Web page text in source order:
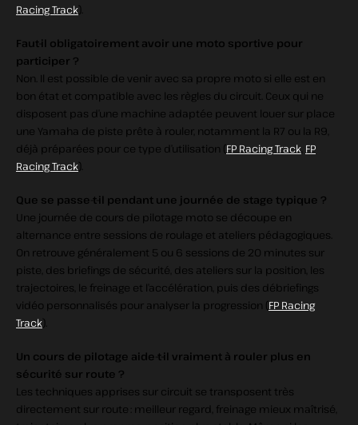
Racing Track).
Faut‑il obligatoirement avoir une moto sportive pour
participer ?
Non. Il est possible de venir avec sa propre moto si elle est en
bon état et compatible avec les règles du circuit. Ceux qui ne
disposent pas d’une machine adaptée peuvent louer sur place
une Yamaha de piste prête à rouler, notamment la R7 ou la R9,
déjà préparées pour ce type d’utilisation (FP Racing Track FP
Racing Track).
Que se passe‑t‑il pendant une journée de stage typique ?
Une journée de cours de pilotage moto se découpe en
alternance entre sessions de roulage et ateliers pédagogiques.
On retrouve généralement 5 ou 6 sessions de 20 minutes sur
piste, des briefings de sécurité, des ateliers sur la position, les
trajectoires, le freinage et l’accélération, puis des débriefings
vidéo personnalisés pour analyser la progression (FP Racing
Track).
Un cours de pilotage aide‑t‑il vraiment à rouler plus en
sécurité sur route ?
Les techniques apprises sur circuit se transposent très
directement sur route : meilleur regard, freinage mieux maîtrisé,